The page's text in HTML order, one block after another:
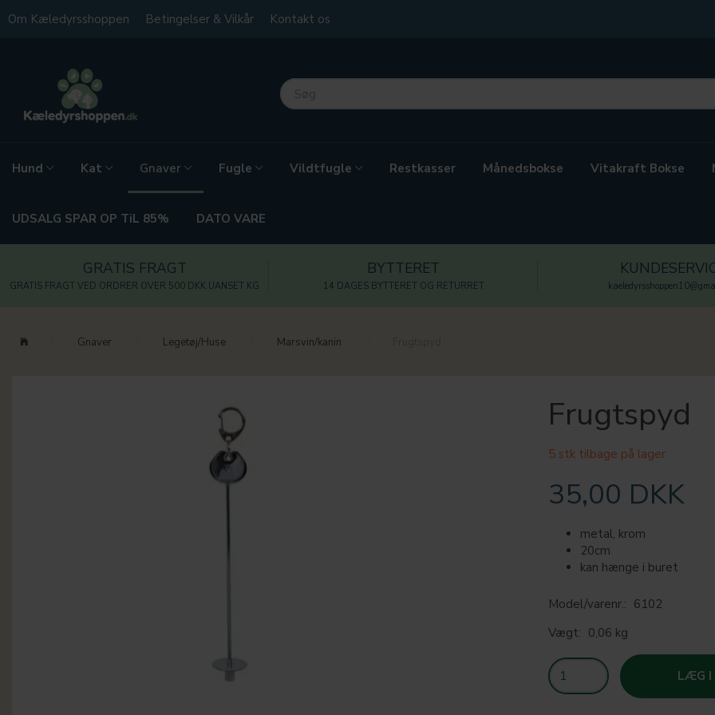
Om Kæledyrsshoppen Betingelser & Vilkår Kontakt os
Hund Kat Gnaver Fugle Vildtfugle Restkasser Månedsbokse Vitakraft Bokse
UDSALG SPAR OP TiL 85% DATO VARE
GRATIS FRAGT
GRATIS FRAGT VED ORDRER OVER 500 DKK UANSET KG
BYTTERET
14 DAGES BYTTERET OG RETURRET
Gnaver Legetøj/Huse Marsvin/kanin
Frugtspyd
5 stk tilbage på lager
35,00 DKK
metal, krom
20cm
kan hænge i buret
Model/varenr.: 6102
Vægt: 0,06 kg
LÆG I